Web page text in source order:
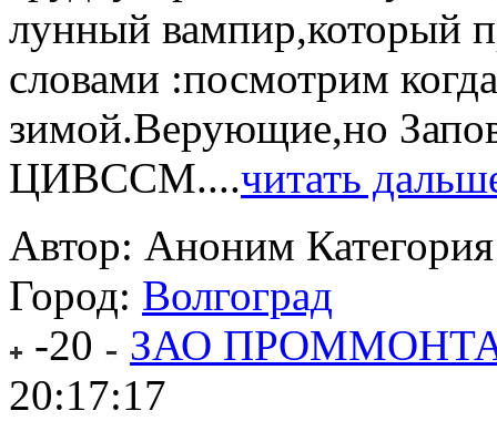
лунный вампир,который
словами :посмотрим
зимой.Верующие,но
ЦИВССМ....читать
Автор: Аноним
Город: Волгоград
-20
ЗАО
20:17:17